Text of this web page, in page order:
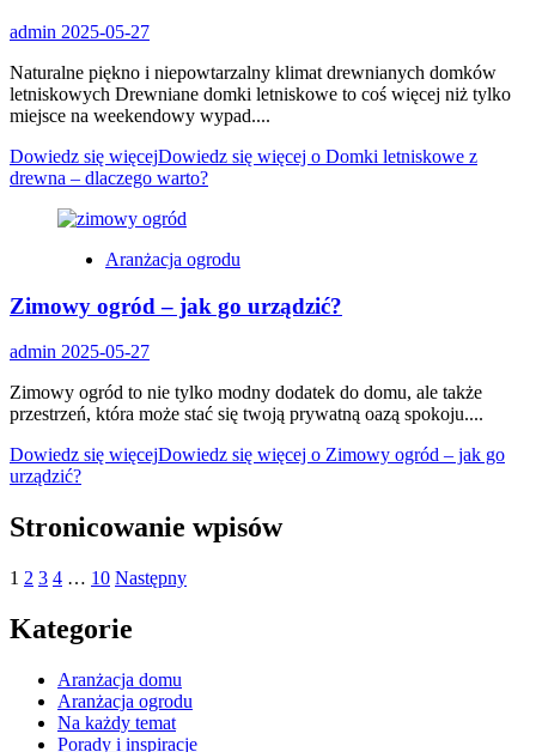
admin 2025-05-27
Naturalne piękno i niepowtarzalny klimat drewnianych domków
letniskowych Drewniane domki letniskowe to coś więcej niż tylko
miejsce na weekendowy wypad....
Dowiedz się więcejDowiedz się więcej o Domki letniskowe z
drewna – dlaczego warto?
Aranżacja ogrodu
Zimowy ogród – jak go urządzić?
admin 2025-05-27
Zimowy ogród to nie tylko modny dodatek do domu, ale także
przestrzeń, która może stać się twoją prywatną oazą spokoju....
Dowiedz się więcejDowiedz się więcej o Zimowy ogród – jak go
urządzić?
Stronicowanie wpisów
1 2 3 4 … 10 Następny
Kategorie
Aranżacja domu
Aranżacja ogrodu
Na każdy temat
Porady i inspiracje